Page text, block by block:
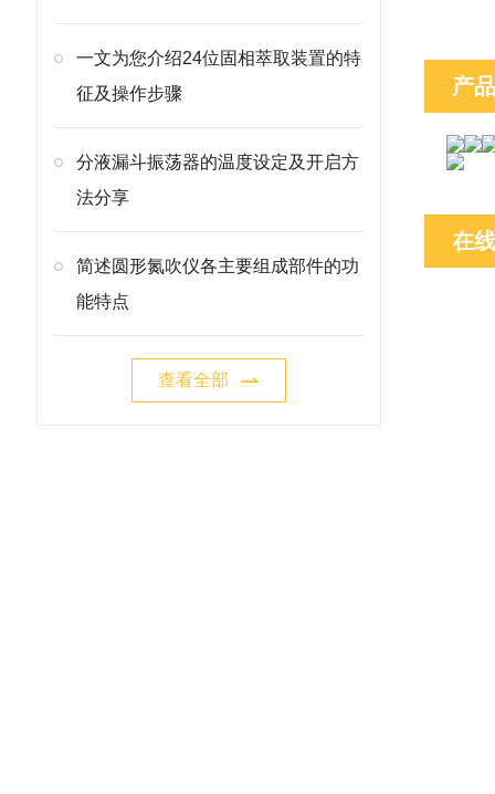
一文为您介绍24位固相萃取装置的特
征及操作步骤
分液漏斗振荡器的温度设定及开启方
法分享
简述圆形氮吹仪各主要组成部件的功
能特点
查看全部
产
在